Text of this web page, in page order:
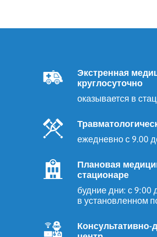
Экстренная
круглосуточно
оказывается в
ежедневно с 9.00
Плановая
стационаре
будние дни: с 9:00
в установленном
Консультативно-